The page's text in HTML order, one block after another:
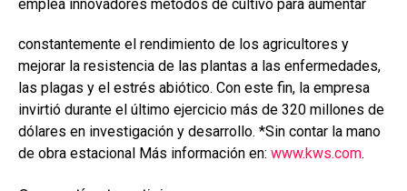
emplea innovadores métodos de cultivo para aumentar
constantemente el rendimiento de los agricultores y
mejorar la resistencia de las plantas a las enfermedades,
las plagas y el estrés abiótico. Con este fin, la empresa
invirtió durante el último ejercicio más de 320 millones de
dólares en investigación y desarrollo. *Sin contar la mano
de obra estacional Más información en: www.kws.com.